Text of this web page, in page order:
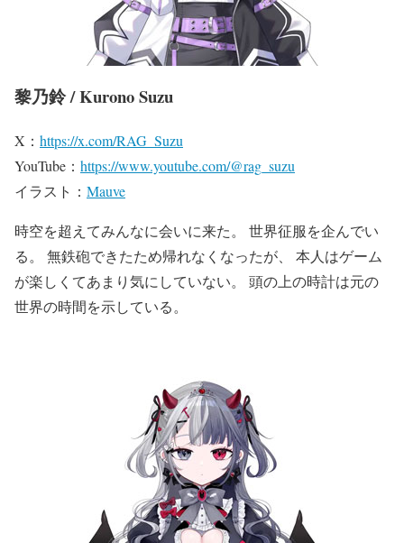
黎乃鈴 / Kurono Suzu
X： https://x.com/RAG_Suzu
YouTube： https://www.youtube.com/@rag_suzu
イラスト： Mauve
時空を超えてみんなに会いに来た。 世界征服を企んでい
る。 無鉄砲できたため帰れなくなったが、 本人はゲーム
が楽しくてあまり気にしていない。 頭の上の時計は元の
世界の時間を示している。